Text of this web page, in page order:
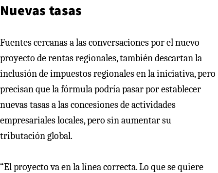
Nuevas tasas
Fuentes cercanas a las conversaciones por el nuevo
proyecto de rentas regionales, también descartan la
inclusión de impuestos regionales en la iniciativa, pero
precisan que la fórmula podría pasar por establecer
nuevas tasas a las concesiones de actividades
empresariales locales, pero sin aumentar su
tributación global.
“El proyecto va en la línea correcta. Lo que se quiere